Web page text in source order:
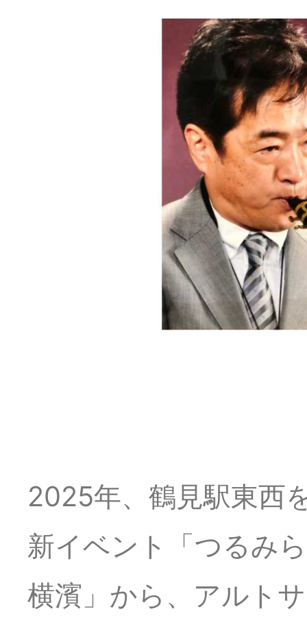
2025年、鶴見駅東西
新イベント「つるみ
横濱」から、アルト